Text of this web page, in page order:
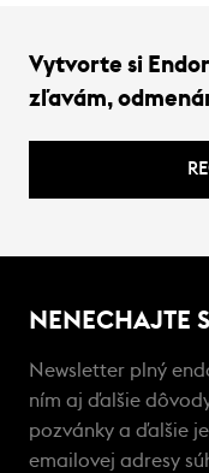
Vytvorte si
zľavám,
NENECHAJTE
Newsletter plný
ním aj ďalšie
pozvánky a ďalšie
emailovej adresy